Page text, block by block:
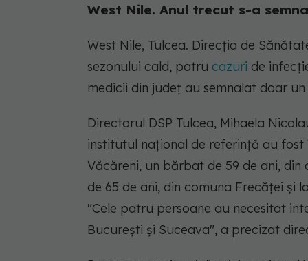
West Nile. Anul trecut s-a
West Nile, Tulcea. Direcţia de
sezonului cald, patru cazuri de
medicii din judeţ au semnalat doar
Directorul DSP Tulcea, Mihaela
institutul naţional de referinţă au fost
Văcăreni, un bărbat de 59 de ani,
de 65 de ani, din comuna Frecăţei şi
"Cele patru persoane au necesitat
Bucureşti şi Suceava", a precizat